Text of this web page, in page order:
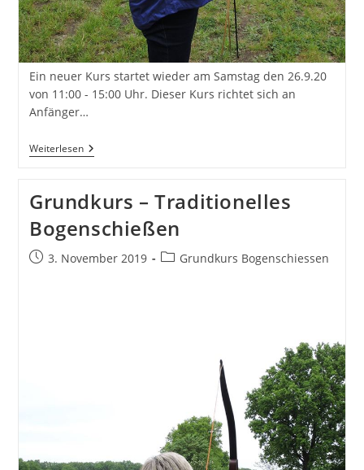
Ein neuer Kurs startet wieder am Samstag den 26.9.20
von 11:00 - 15:00 Uhr. Dieser Kurs richtet sich an
Anfänger…
WeiterlesenGrundkurs
–
Grundkurs – Traditionelles
Bogenschießen
Beitrag3. November 2019
Beitrags-
Grundkurs Bogenschiessen